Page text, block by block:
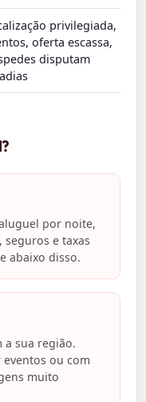
privilegiada,
oferta escassa,
disputam
por noite,
e taxas
abaixo disso.
a sua região.
ou com
muito